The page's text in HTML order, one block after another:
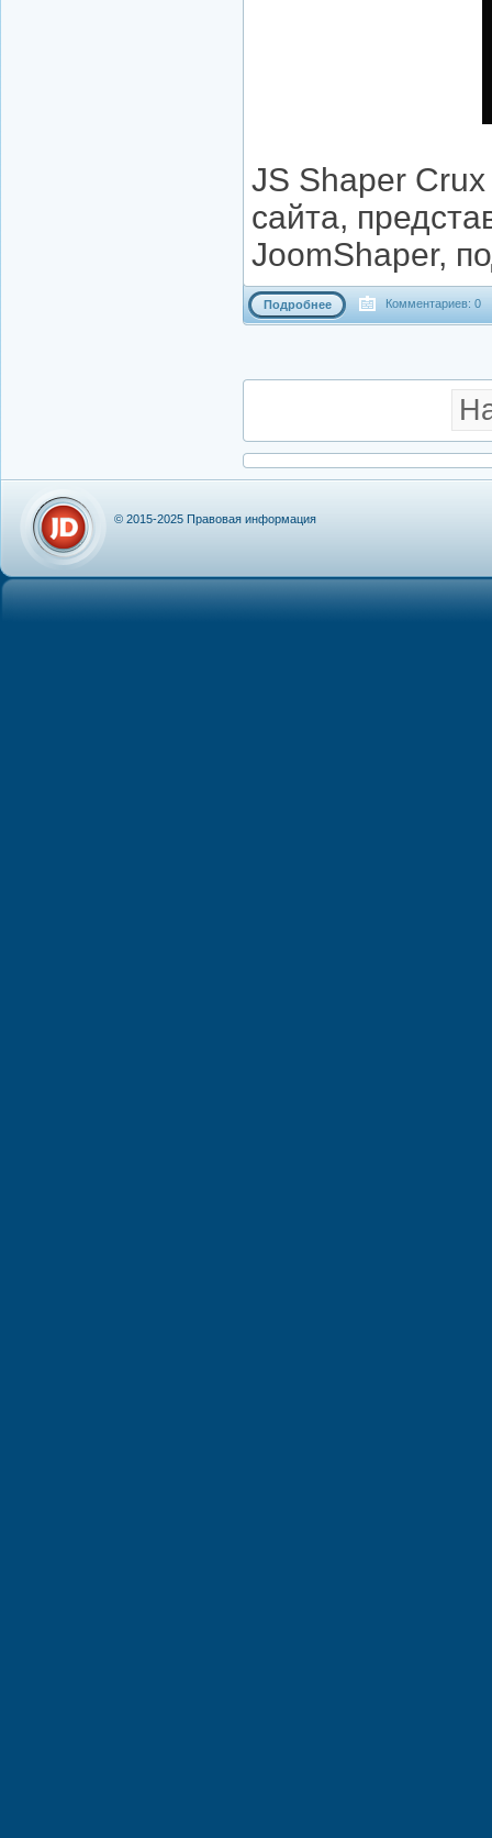
JS Shaper
сайта,
JoomShaper,
Подробнее Комментариев: 0
© 2015-2025 Правовая информация